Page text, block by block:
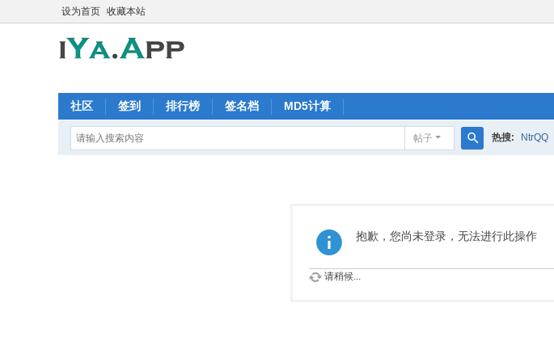
设为首页 收藏本站
社区 签到 排行榜 签名档 MD5计算
帖子 热搜: NtrQQ
抱歉，您尚未登录，无法进行此操作
请稍候...